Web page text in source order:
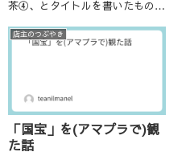
茶④、とタイトルを書いたものの
考えているのが、❶杉崎仙吉と交
流のある方々方面寺坂辺りでご活
店主のつぶやき
「国宝」を(アマプラで)観
た話